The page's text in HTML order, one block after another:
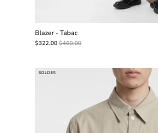
Blazer - Tabac
$322.00 $460.00
SOLDES